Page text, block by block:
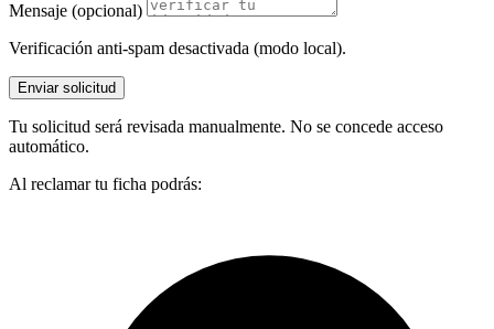
Mensaje (opcional)
Verificación anti-spam desactivada (modo local).
Enviar solicitud
Tu solicitud será revisada manualmente. No se concede acceso
automático.
Al reclamar tu ficha podrás: